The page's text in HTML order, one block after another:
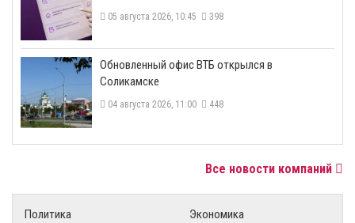
05 августа 2026, 10:45 398
​Обновленный офис ВТБ открылся в
Соликамске
04 августа 2026, 11:00 448
Все новости компаний
Политика
Экономика